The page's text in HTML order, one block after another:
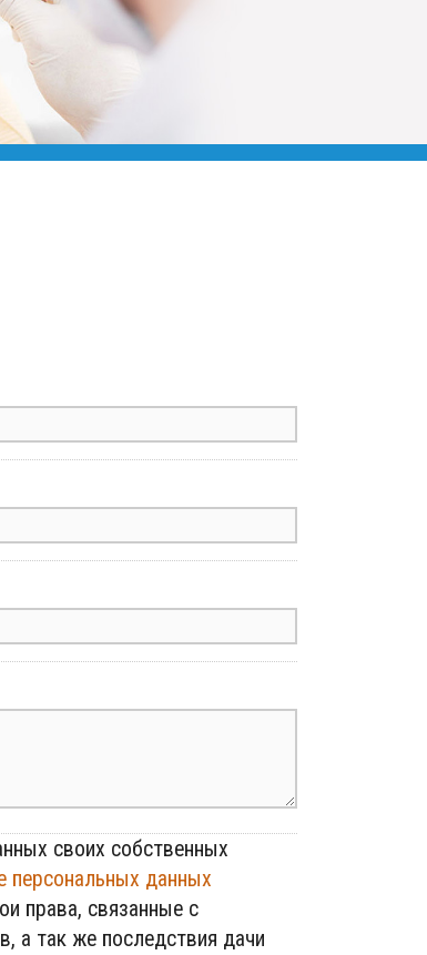
своих собственных
персональных данных
права, связанные с
а так же последствия дачи